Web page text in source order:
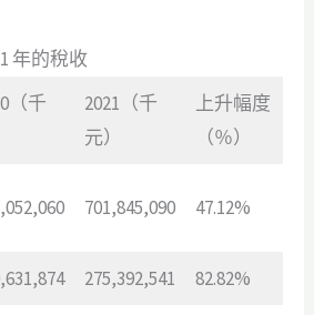
年的稅收
（千
2021（千
元）
上升幅度
（％）
701,845,090 47.12%
275,392,541 82.82%